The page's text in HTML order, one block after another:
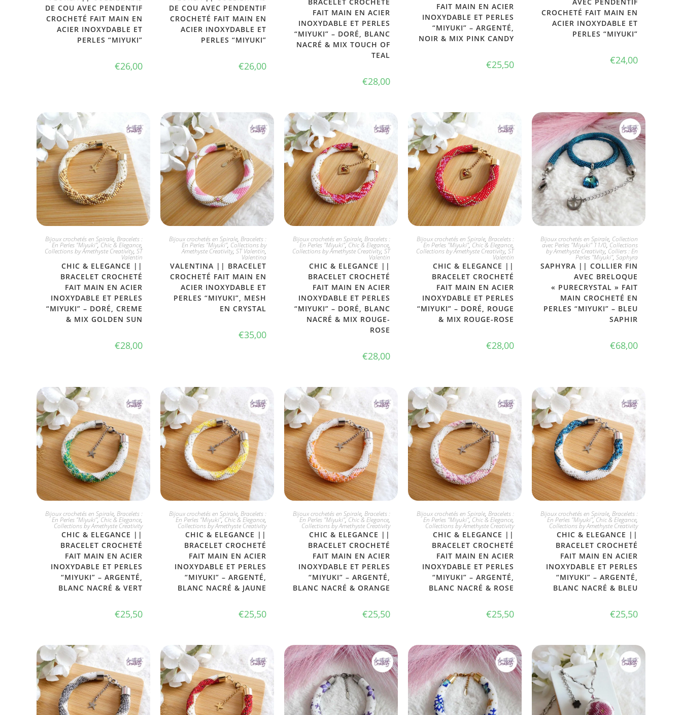
DE COU AVEC PENDENTIF
CROCHETÉ FAIT MAIN EN
ACIER INOXYDABLE ET
PERLES “MIYUKI”
€26,00
DE COU AVEC PENDENTIF
CROCHETÉ FAIT MAIN EN
ACIER INOXYDABLE ET
PERLES “MIYUKI”
€26,00
FAIT MAIN EN ACIER
INOXYDABLE ET PERLES
“MIYUKI” – DORÉ, BLANC
NACRÉ & MIX TOUCH OF
TEAL
€28,00
FAIT MAIN EN ACIER
INOXYDABLE ET PERLES
“MIYUKI” – ARGENTÉ,
NOIR & MIX PINK CANDY
€25,50
CROCHETÉ FAIT MAIN EN
ACIER INOXYDABLE ET
PERLES “MIYUKI”
€24,00
JE L'ADOPTE
Bijoux crochetés en Spirale, Bracelets :
En Perles "Miyuki",Chic & Elegance,
Collections by Amethyste Creativity, ST
Valentin
CHIC & ELEGANCE ||
BRACELET CROCHETÉ
FAIT MAIN EN ACIER
INOXYDABLE ET PERLES
“MIYUKI” – DORÉ, CREME
& MIX GOLDEN SUN
€28,00
JE L'ADOPTE
Bijoux crochetés en Spirale, Bracelets :
En Perles "Miyuki", Collections by
Amethyste Creativity, ST Valentin,
Valentina
VALENTINA || BRACELET
CROCHETÉ FAIT MAIN EN
ACIER INOXYDABLE ET
PERLES “MIYUKI”, MESH
EN CRYSTAL
€35,00
JE L'ADOPTE
Bijoux crochetés en Spirale, Bracelets :
En Perles "Miyuki",Chic & Elegance,
Collections by Amethyste Creativity, ST
Valentin
CHIC & ELEGANCE ||
BRACELET CROCHETÉ
FAIT MAIN EN ACIER
INOXYDABLE ET PERLES
“MIYUKI” – DORÉ, BLANC
NACRÉ & MIX ROUGE-
ROSE
€28,00
JE L'ADOPTE
Bijoux crochetés en Spirale, Bracelets :
En Perles "Miyuki",Chic & Elegance,
Collections by Amethyste Creativity, ST
Valentin
CHIC & ELEGANCE ||
BRACELET CROCHETÉ
FAIT MAIN EN ACIER
INOXYDABLE ET PERLES
“MIYUKI” – DORÉ, ROUGE
& MIX ROUGE-ROSE
€28,00
JE L'ADOPTE
Bijoux crochetés en Spirale, Collection
avec Perles "Miyuki" 11/0,Collections
by Amethyste Creativity,Colliers : En
Perles "Miyuki", Saphyra
SAPHYRA || COLLIER FIN
AVEC BRELOQUE
« PURECRYSTAL » FAIT
MAIN CROCHETÉ EN
PERLES “MIYUKI” – BLEU
SAPHIR
€68,00
JE L'ADOPTE
Bijoux crochetés en Spirale, Bracelets :
En Perles "Miyuki",Chic & Elegance,
Collections by Amethyste Creativity
CHIC & ELEGANCE ||
BRACELET CROCHETÉ
FAIT MAIN EN ACIER
INOXYDABLE ET PERLES
“MIYUKI” – ARGENTÉ,
BLANC NACRÉ & VERT
€25,50
JE L'ADOPTE
Bijoux crochetés en Spirale, Bracelets :
En Perles "Miyuki",Chic & Elegance,
Collections by Amethyste Creativity
CHIC & ELEGANCE ||
BRACELET CROCHETÉ
FAIT MAIN EN ACIER
INOXYDABLE ET PERLES
“MIYUKI” – ARGENTÉ,
BLANC NACRÉ & JAUNE
€25,50
JE L'ADOPTE
Bijoux crochetés en Spirale, Bracelets :
En Perles "Miyuki",Chic & Elegance,
Collections by Amethyste Creativity
CHIC & ELEGANCE ||
BRACELET CROCHETÉ
FAIT MAIN EN ACIER
INOXYDABLE ET PERLES
“MIYUKI” – ARGENTÉ,
BLANC NACRÉ & ORANGE
€25,50
JE L'ADOPTE
Bijoux crochetés en Spirale, Bracelets :
En Perles "Miyuki",Chic & Elegance,
Collections by Amethyste Creativity
CHIC & ELEGANCE ||
BRACELET CROCHETÉ
FAIT MAIN EN ACIER
INOXYDABLE ET PERLES
“MIYUKI” – ARGENTÉ,
BLANC NACRÉ & ROSE
€25,50
JE L'ADOPTE
Bijoux crochetés en Spirale, Bracelets :
En Perles "Miyuki",Chic & Elegance,
Collections by Amethyste Creativity
CHIC & ELEGANCE ||
BRACELET CROCHETÉ
FAIT MAIN EN ACIER
INOXYDABLE ET PERLES
“MIYUKI” – ARGENTÉ,
BLANC NACRÉ & BLEU
€25,50